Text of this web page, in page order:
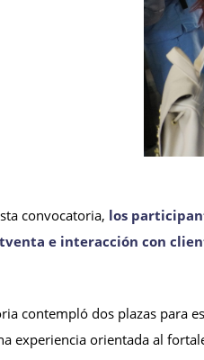
convocatoria, los
e interacción con
contempló dos plazas para
experiencia orientada al